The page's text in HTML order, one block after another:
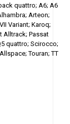
quattro; A6; A6
Arteon;
Variant; Karoq;
Alltrack; Passat
quattro; Scirocco;
Touran; TT